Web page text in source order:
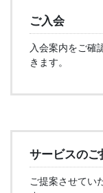
ご入会
入会案内をご確
きます。
サービスのご
ご提案させてい